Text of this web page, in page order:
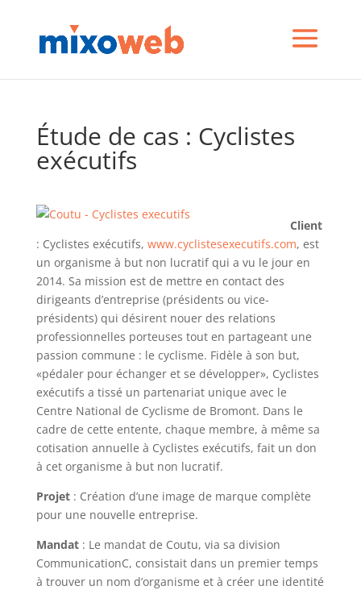
Étude de cas : Cyclistes
exécutifs
Client
: Cyclistes exécutifs, www.cyclistesexecutifs.com, est
un organisme à but non lucratif qui a vu le jour en
2014. Sa mission est de mettre en contact des
dirigeants d’entreprise (présidents ou vice-
présidents) qui désirent nouer des relations
professionnelles porteuses tout en partageant une
passion commune : le cyclisme. Fidèle à son but,
«pédaler pour échanger et se développer», Cyclistes
exécutifs a tissé un partenariat unique avec le
Centre National de Cyclisme de Bromont. Dans le
cadre de cette entente, chaque membre, à même sa
cotisation annuelle à Cyclistes exécutifs, fait un don
à cet organisme à but non lucratif.
Projet: Création d’une image de marque complète
pour une nouvelle entreprise.
Mandat: Le mandat de Coutu, via sa division
CommunicationC, consistait dans un premier temps
à trouver un nom d’organisme et à créer une identité